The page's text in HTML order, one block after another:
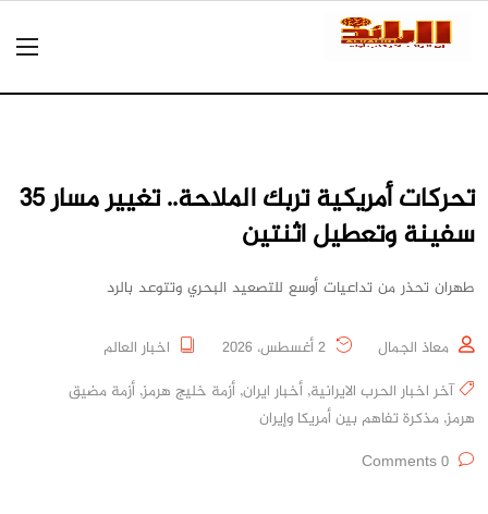
تحركات أمريكية تربك الملاحة.. تغيير مسار 35
سفينة وتعطيل اثنتين
طهران تحذر من تداعيات أوسع للتصعيد البحري وتتوعد بالرد
معاذ الجمال
اخبار العالم
آخر اخبار الحرب الايرانية, أخبار ايران, أزمة خليج هرمز, أزمة مضيق
هرمز, مذكرة تفاهم بين أمريكا وإيران